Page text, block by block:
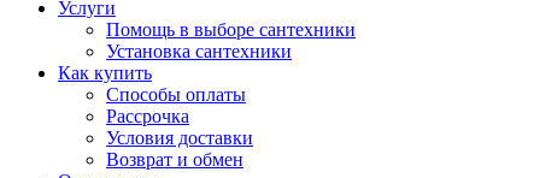
Услуги
Помощь в выборе сантехники
Установка сантехники
Как купить
Способы оплаты
Рассрочка
Условия доставки
Возврат и обмен